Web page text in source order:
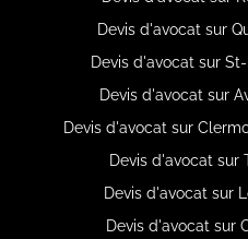
Devis d'avocat sur
Devis d'avocat sur
Devis d'avocat sur
Devis d'avocat sur
Devis d'avocat sur
Devis d'avocat sur
Devis d'avocat sur